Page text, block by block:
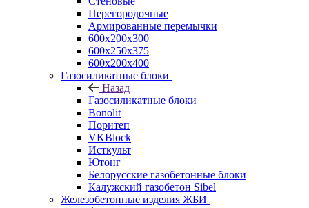
Перегородочные
Армированные перемычки
600х200х300
600х250х375
600х200х400
Газосиликатные блоки
Назад
Газосиликатные блоки
Bonolit
Поритеп
VKBlock
Исткульт
Ютонг
Белорусские газобетонные блоки
Калужский газобетон Sibel
Железобетонные изделия ЖБИ